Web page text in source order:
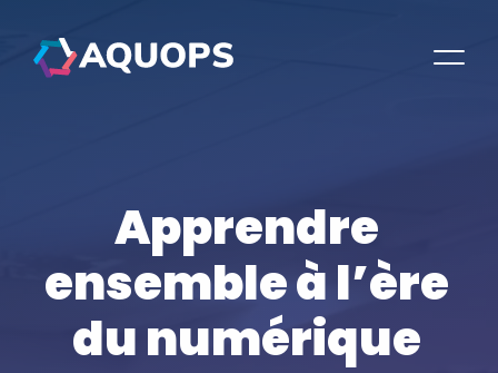
Apprendre
ensembleà l’ère
du numérique